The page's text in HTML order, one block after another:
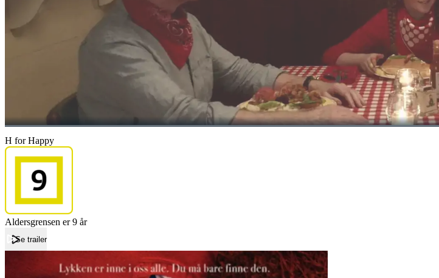
H for Happy
Aldersgrensen er 9 år
Se trailer
H for Happy